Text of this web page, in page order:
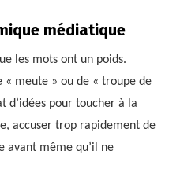
médiatique
les mots ont un poids.
meute » ou de « troupe de
d’idées pour toucher à la
accuser trop rapidement de
avant même qu’il ne